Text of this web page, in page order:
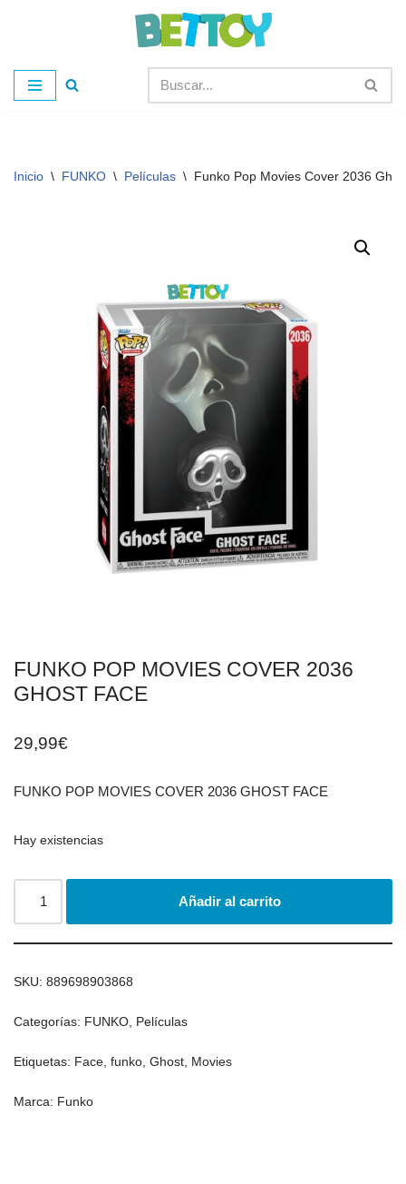
al
contenido
Inicio \ FUNKO \ Películas \ Funko Pop Movies Cover 2036
FUNKO POP MOVIES COVER 2036
GHOST FACE
29,99€
FUNKO POP MOVIES COVER 2036 GHOST FACE
Hay existencias
Añadir al carrito
SKU: 889698903868
Categorías: FUNKO Películas
Etiquetas: Face funko Ghost Movies
Marca: Funko